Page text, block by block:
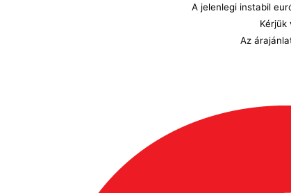
A jelenlegi instabil
Kérjük
Az